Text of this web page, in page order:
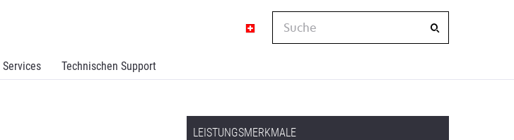
Services Technischen Support
Suche
LEISTUNGSMERKMALE